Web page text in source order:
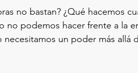
no bastan? ¿Qué hacemos
no podemos hacer frente a la
necesitamos un poder más allá